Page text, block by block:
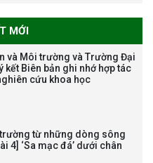
XÂY DỰNG VÀ PHÁT TRIỂN
(1985-2025) VÀ ĐÓN
MỚI
và Môi trường và Trường Đại
kết Biên bản ghi nhớ hợp tác
cứu khoa học
từ những dòng sông
4] ‘Sa mạc đá’ dưới chân